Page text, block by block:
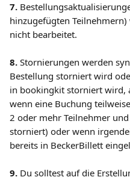
7.
hinzugefügten
nicht bearbeitet.
8. Stornierungen werden
Bestellung storniert wird
in bookingkit storniert wird,
wenn eine Buchung
2 oder mehr Teilnehmer
storniert) oder wenn
bereits in BeckerBillett
9. Du solltest auf die